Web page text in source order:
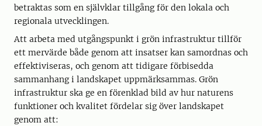
betraktas som en självklar tillgång för den lokala och
regionala utvecklingen.
Att arbeta med utgångspunkt i grön infrastruktur tillför
ett mervärde både genom att insatser kan samordnas och
effektiviseras, och genom att tidigare förbisedda
sammanhang i landskapet uppmärksammas. Grön
infrastruktur ska ge en förenklad bild av hur naturens
funktioner och kvalitet fördelar sig över landskapet
genom att: